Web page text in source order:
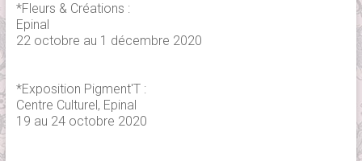
*Fleurs & Créations :
Epinal
22 octobre au 1 décembre 2020
*Exposition Pigment'T :
Centre Culturel, Epinal
19 au 24 octobre 2020